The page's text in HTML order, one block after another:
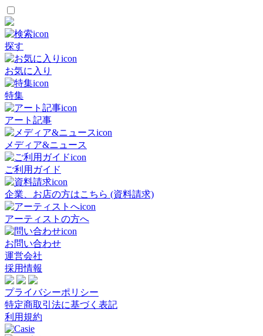
探す
お気に入り
特集
アート記事
メディア&ニュース
ご利用ガイド
企業、お店の方はこちら (資料請求)
アーティストの方へ
お問い合わせ
運営会社
採用情報
プライバシーポリシー
特定商取引法に基づく表記
利用規約